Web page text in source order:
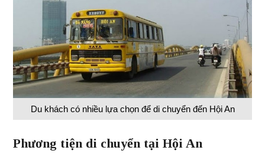
Du khách có nhiều lựa chọn để di chuyển đến Hội An
Phương tiện di chuyển tại Hội An